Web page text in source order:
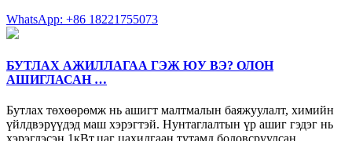
WhatsApp: +86 18221755073
БУТЛАХ АЖИЛЛАГАА ГЭЖ ЮУ ВЭ? ОЛОН
АШИГЛАСАН …
Бутлах төхөөрөмж нь ашигт малтмалын баяжуулалт, химийн
үйлдвэрүүдэд маш хэрэгтэй. Нунтаглалтын үр ашиг гэдэг нь